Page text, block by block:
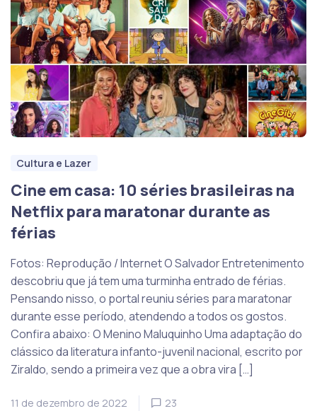
Cultura e Lazer
Cine em casa: 10 séries brasileiras na
Netflix para maratonar durante as
férias
Fotos: Reprodução / Internet O Salvador Entretenimento
descobriu que já tem uma turminha entrado de férias.
Pensando nisso, o portal reuniu séries para maratonar
durante esse período, atendendo a todos os gostos.
Confira abaixo: O Menino Maluquinho Uma adaptação do
clássico da literatura infanto-juvenil nacional, escrito por
Ziraldo, sendo a primeira vez que a obra vira […]
11 de dezembro de 2022 23